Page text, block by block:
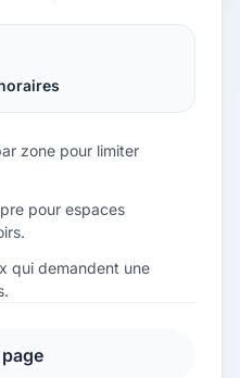
zone pour limiter
pour espaces
qui demandent une